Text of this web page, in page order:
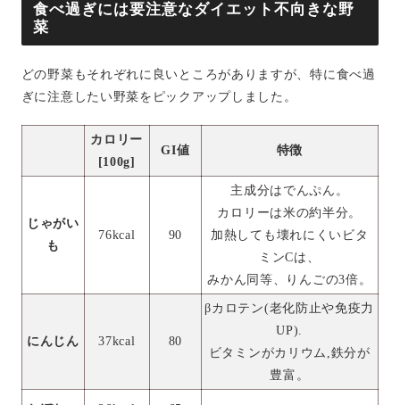
食べ過ぎには要注意なダイエット不向きな野
菜
どの野菜もそれぞれに良いところがありますが、特に食べ過
ぎに注意したい野菜をピックアップしました。
カロリー
[100g]
GI値 特徴
じゃがい
も
76kcal 90
主成分はでんぷん。
カロリーは米の約半分。
加熱しても壊れにくいビタ
ミンCは、
みかん同等、りんごの3倍。
にんじん 37kcal 80
βカロテン(老化防止や免疫力
UP).
ビタミンがカリウム,鉄分が
豊富。